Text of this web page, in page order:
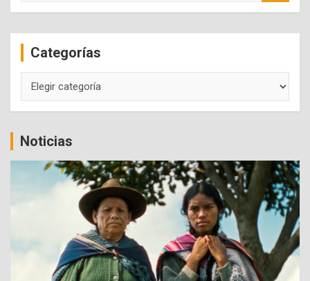
c
Categorías
Noticias